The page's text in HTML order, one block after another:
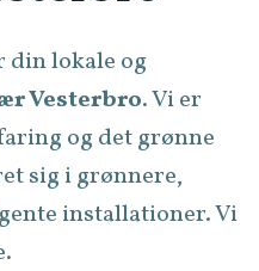
din lokale og
Vesterbro. Vi er
og det grønne
sig i grønnere,
installationer. Vi